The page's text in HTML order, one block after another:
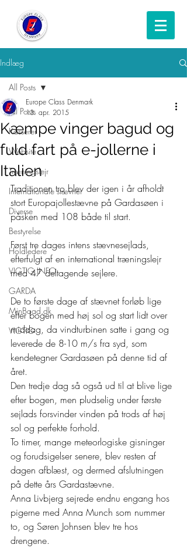
Indlæg
All Posts
Kasserer
Website
Træningslejr
Internationale stævner
Diverse
Bestyrelse
Holdledere
VIGTIG.INFO
GARDA
MinBaad.dk
VIGTIG
All Posts
Kæmpe vinger bagud og
fuld fart på e-jollerne i
Italien
Europe Class Denmark
13. apr. 2015
Traditionen tro blev der igen i år afholdt
stort Europajollestævne på Gardasøen i
påsken med 108 både til start.
Først tre dages intens stævnesejlads,
efterfulgt af en international træningslejr
med 47 deltagende sejlere.
De to første dage af stævnet forløb lige
efter bogen med høj sol og start lidt over
middag, da vindturbinen satte i gang og
leverede de 8-10 m/s fra syd, som
kendetegner Gardasøen på denne tid af
året.
Den tredje dag så også ud til at blive lige
efter bogen, men pludselig under første
sejlads forsvinder vinden på trods af høj
sol og perfekte forhold.
To timer, mange meteorlogiske gisninger
og forudsigelser senere, blev resten af
dagen afblæst, og dermed afslutningen
på dette års Gardastævne.
Anna Livbjerg sejrede endnu engang hos
pigerne med Anna Munch som nummer
to, og Søren Johnsen blev tre hos
drengene.